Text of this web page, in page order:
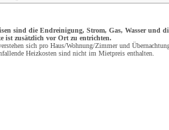
sind die Endreinigung, Strom, Gas, Wasser und
ist zusätzlich vor Ort zu entrichten.
sich pro Haus/Wohnung/Zimmer und
Heizkosten sind nicht im Mietpreis enthalten.